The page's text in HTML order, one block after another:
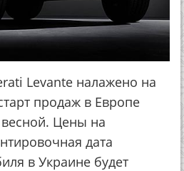
Levante налажено на
продаж в Европе
весной. Цены на
дата
в Украине будет